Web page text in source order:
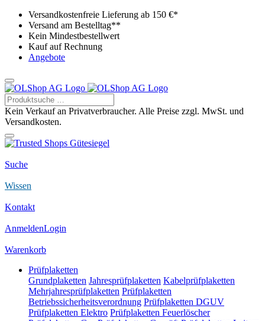
Versandkostenfreie Lieferung ab 150 €*
Versand am Bestelltag**
Kein Mindestbestellwert
Kauf auf Rechnung
Angebote
Kein Verkauf an Privatverbraucher. Alle Preise zzgl. MwSt. und
Versandkosten.
Suche
Wissen
Kontakt
AnmeldenLogin
Warenkorb
Prüfplaketten
Grundplaketten Jahresprüfplaketten Kabelprüfplaketten
Mehrjahresprüfplaketten Prüfplaketten
Betriebssicherheitsverordnung Prüfplaketten DGUV
Prüfplaketten Elektro Prüfplaketten Feuerlöscher